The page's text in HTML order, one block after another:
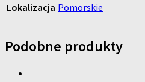
Lokalizacja Pomorskie
Podobne produkty